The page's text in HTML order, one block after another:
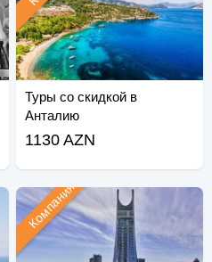
Туры со скидкой в
Анталию
1130 AZN
Компания